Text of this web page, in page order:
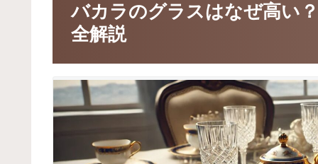
バカラのグラスはなぜ高い
全解説